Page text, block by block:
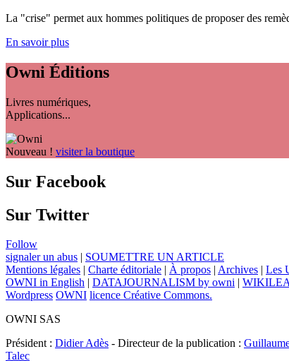
La "crise" permet aux hommes politiques de proposer des
En savoir plus
Owni Éditions
Livres numériques,
Applications...
Nouveau ! visiter la boutique
Sur Facebook
Sur Twitter
Follow
signaler un abus
SOUMETTRE UN ARTICLE
Mentions légales
Charte éditoriale À propos Archives Les
OWNI in English
DATAJOURNALISM by owni
Wordpress OWNI licence Créative Commons.
OWNI SAS
Président : Didier Adès - Directeur de la publication :
Talec